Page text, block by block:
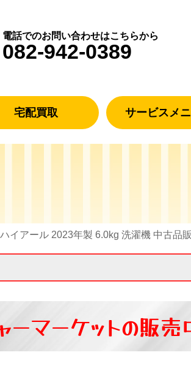
電話でのお問い合わせはこちらから
082-942-0389
宅配買取 サービスメ
ハイアール 2023年製 6.0kg 洗濯機 中古品
ーマーケットの販売